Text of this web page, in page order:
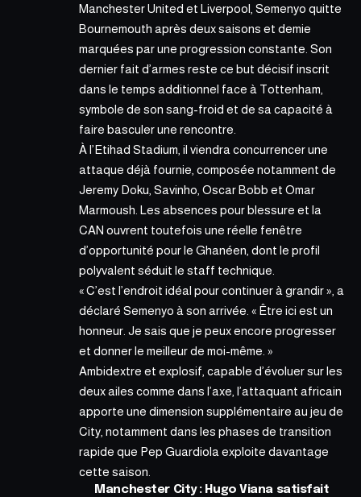
Manchester United et Liverpool, Semenyo quitte
Bournemouth après deux saisons et demie
marquées par une progression constante. Son
dernier fait d’armes reste ce but décisif inscrit
dans le temps additionnel face à Tottenham,
symbole de son sang-froid et de sa capacité à
faire basculer une rencontre.
À l’Etihad Stadium, il viendra concurrencer une
attaque déjà fournie, composée notamment de
Jeremy Doku, Savinho, Oscar Bobb et Omar
Marmoush. Les absences pour blessure et la
CAN ouvrent toutefois une réelle fenêtre
d’opportunité pour le Ghanéen, dont le profil
polyvalent séduit le staff technique.
« C’est l’endroit idéal pour continuer à grandir », a
déclaré Semenyo à son arrivée. « Être ici est un
honneur. Je sais que je peux encore progresser
et donner le meilleur de moi-même. »
Ambidextre et explosif, capable d’évoluer sur les
deux ailes comme dans l’axe, l’attaquant africain
apporte une dimension supplémentaire au jeu de
City, notamment dans les phases de transition
rapide que Pep Guardiola exploite davantage
cette saison.
Manchester City : Hugo Viana satisfait